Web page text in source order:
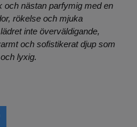
och nästan parfymig med en
rökelse och mjuka
inte överväldigande,
och sofistikerat djup som
lyxig.